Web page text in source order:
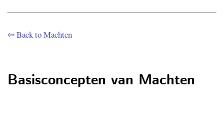
⇦ Back to Machten
Basisconcepten van Machten